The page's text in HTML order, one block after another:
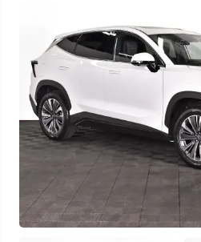
Узнать
Отправляя данную форму Вы даете
персональных данных